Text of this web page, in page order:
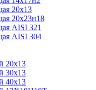
20х13
20х23н18
AISI 321
AISI 304
20х13
30х13
40х13